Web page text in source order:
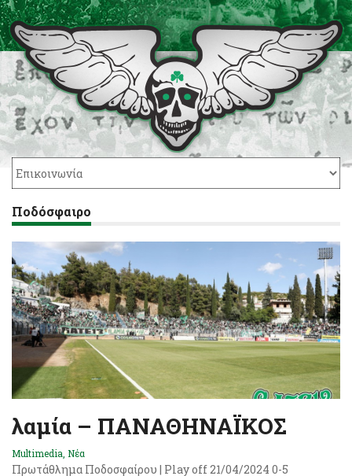
Ποδόσφαιρο
λαμία – ΠΑΝΑΘΗΝΑΪΚΟΣ
Multimedia, Νέα
Πρωτάθλημα Ποδοσφαίρου | Play off 21/04/2024 0-5